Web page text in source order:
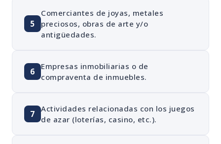
5
Comerciantes de joyas, metales
preciosos, obras de arte y/o
antigüedades.
6
Empresas inmobiliarias o de
compraventa de inmuebles.
7
Actividades relacionadas con los juegos
de azar (loterías, casino, etc.).